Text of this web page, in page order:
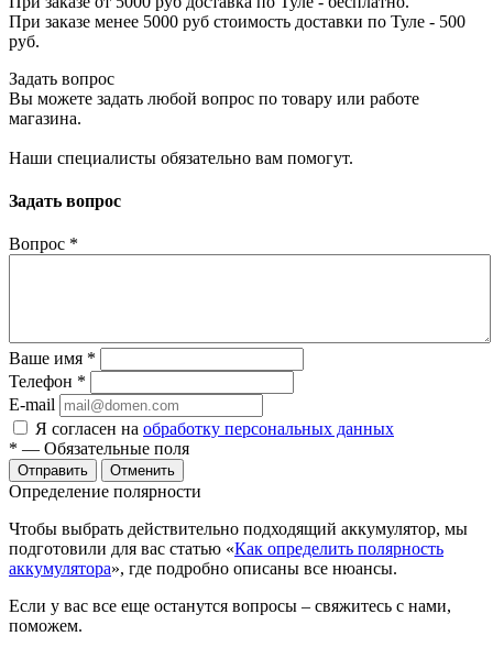
При заказе менее 5000 руб стоимость доставки по Туле - 500
руб.
Задать вопрос
Вы можете задать любой вопрос по товару или работе
магазина.
Наши специалисты обязательно вам помогут.
Задать вопрос
Вопрос *
Ваше имя *
Телефон *
E-mail
Я согласен на обработку персональных данных
* — Обязательные поля
Отменить
Определение полярности
Чтобы выбрать действительно подходящий аккумулятор, мы
подготовили для вас статью «Как определить полярность
аккумулятора», где подробно описаны все нюансы.
Если у вас все еще останутся вопросы – свяжитесь с нами,
поможем.